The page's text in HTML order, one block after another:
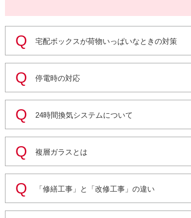
宅配ボックスが荷物いっぱいなときの対策
停電時の対応
24時間換気システムについて
複層ガラスとは
「修繕工事」と「改修工事」の違い